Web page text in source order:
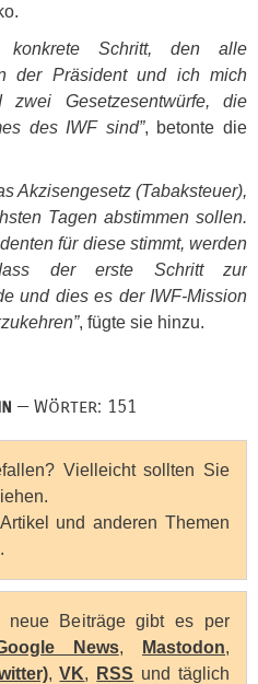
Schritt, den alle
der Präsident und ich mich
Gesetzesentwürfe, die
des IWFsind”, betonte die
Akzisengesetz (Tabaksteuer),
Tagen abstimmen sollen.
für diese stimmt, werden
der erste Schritt zur
und dies es der IWF-Mission
, fügte sie hinzu.
— Wörter: 151
Vielleicht sollten Sie
und anderen Themen
.
neue Beiträge gibt es per
News, Mastodon,
,VK, RSS und täglich